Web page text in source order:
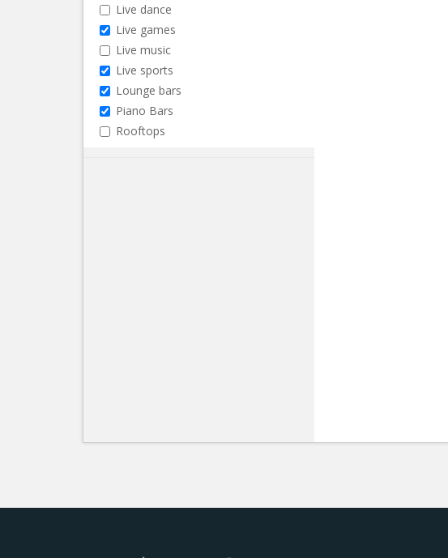
Live dance
Live games
Live music
Live sports
Lounge bars
Piano Bars
Rooftops